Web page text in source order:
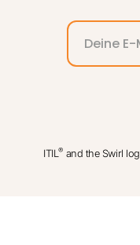
ITIL®and the Swirl